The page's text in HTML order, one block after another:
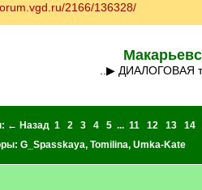
2166/136328/
..▶ ДИАЛОГОВАЯ
← Назад 1 2 3 4 5 ... 11 12 13 14
G_Spasskaya, Tomilina, Umka-Kate